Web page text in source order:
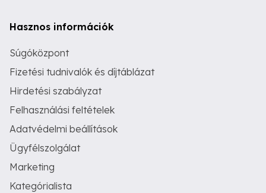
Hasznos információk
Súgóközpont
Fizetési tudnivalók és díjtáblázat
Hirdetési szabályzat
Felhasználási feltételek
Adatvédelmi beállítások
Ügyfélszolgálat
Marketing
Kategórialista